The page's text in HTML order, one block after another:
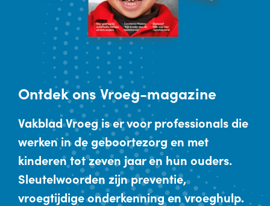
Ontdekons Vroeg-magazine
Vakblad Vroeg is er voor professionals die
werken in de geboortezorg en met
kinderen tot zeven jaar en hun ouders.
Sleutelwoorden zijn preventie,
vroegtijdige onderkenning en vroeghulp.